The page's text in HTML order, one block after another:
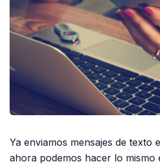
Ya enviamos mensajes de texto
ahora podemos hacer lo mismo